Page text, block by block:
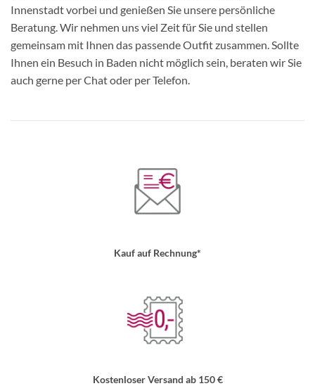
Innenstadt vorbei und genießen Sie unsere persönliche
Beratung. Wir nehmen uns viel Zeit für Sie und stellen
gemeinsam mit Ihnen das passende Outfit zusammen. Sollte
Ihnen ein Besuch in Baden nicht möglich sein, beraten wir Sie
auch gerne per Chat oder per Telefon.
Kauf auf Rechnung*
Kostenloser Versand ab 150 €